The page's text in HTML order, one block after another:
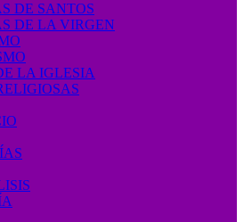
DE SANTOS
DE LA VIRGEN
LA IGLESIA